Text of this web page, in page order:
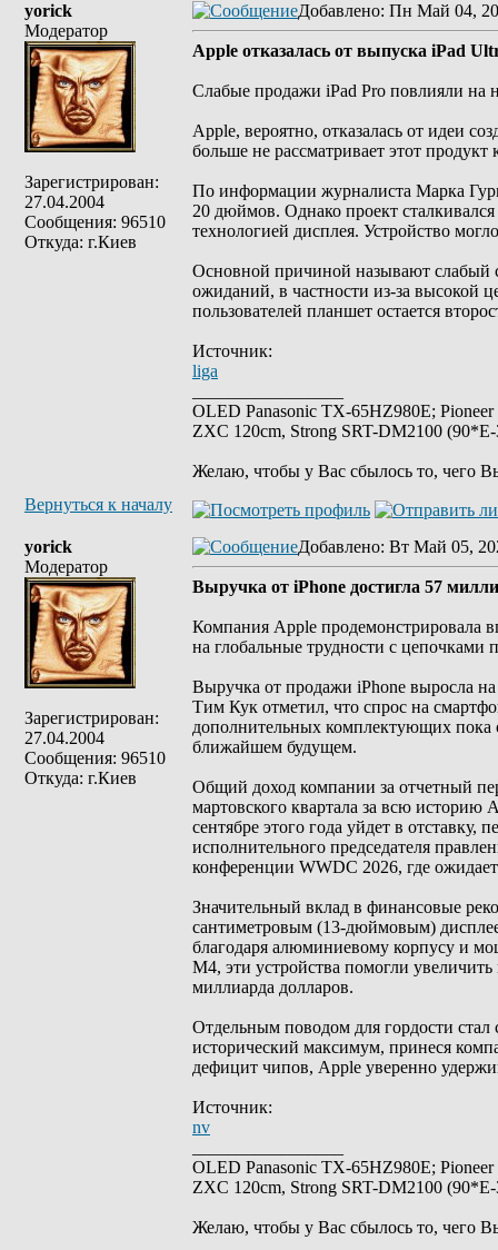
yorick
Модератор
Зарегистрирован:
27.04.2004
Сообщения: 96510
Откуда: г.Киев
Добавлено: Пн Май 04,
Apple отказалась от выпуска iPad
Слабые продажи iPad Pro повлияли на
Apple, вероятно, отказалась от идеи
больше не рассматривает этот
По информации журналиста Марка
20 дюймов. Однако проект
технологией дисплея. Устройство
Основной причиной называют слабый
ожиданий, в частности из-за высокой
пользователей планшет остается
Источник:
liga
OLED Panasonic TX-65HZ980E;
ZXC 120cm, Strong SRT-DM2100
Желаю, чтобы у Вас сбылось то, чего
Вернуться к началу
yorick
Модератор
Зарегистрирован:
27.04.2004
Сообщения: 96510
Откуда: г.Киев
Добавлено: Вт Май 05,
Выручка от iPhone достигла 57
Компания Apple продемонстрировала
на глобальные трудности с цепочками
Выручка от продажи iPhone выросла
Тим Кук отметил, что спрос на
дополнительных комплектующих пока
ближайшем будущем.
Общий доход компании за отчетный
мартовского квартала за всю
сентябре этого года уйдет в
исполнительного председателя
конференции WWDC 2026, где
Значительный вклад в финансовые
сантиметровым (13-дюймовым)
благодаря алюминиевому корпусу и
M4, эти устройства помогли
миллиарда долларов.
Отдельным поводом для гордости
исторический максимум, принеся
дефицит чипов, Apple уверенно
Источник:
nv
OLED Panasonic TX-65HZ980E;
ZXC 120cm, Strong SRT-DM2100
Желаю, чтобы у Вас сбылось то, чего